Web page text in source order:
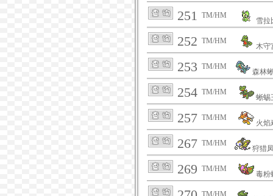
251 TM/HM
雪拉
252 TM/HM
木守
253 TM/HM
森林
254 TM/HM
蜥蜴
257 TM/HM
火焰
267 TM/HM
狩猎
269 TM/HM
毒粉
TM/HM